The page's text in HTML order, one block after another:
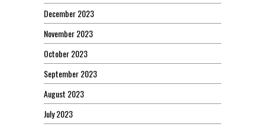
December 2023
November 2023
October 2023
September 2023
August 2023
July 2023